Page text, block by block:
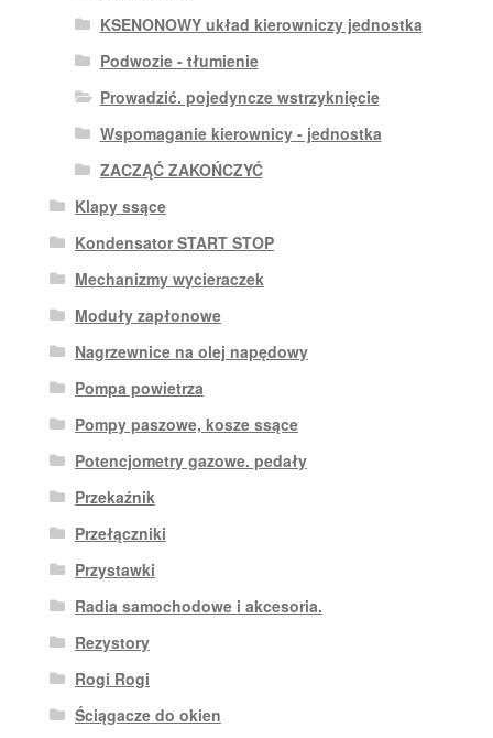
KSENONOWY układ kierowniczy jednostka
Podwozie - tłumienie
Prowadzić. pojedyncze wstrzyknięcie
Wspomaganie kierownicy - jednostka
ZACZĄĆ ZAKOŃCZYĆ
Klapy ssące
Kondensator START STOP
Mechanizmy wycieraczek
Moduły zapłonowe
Nagrzewnice na olej napędowy
Pompa powietrza
Pompy paszowe, kosze ssące
Potencjometry gazowe. pedały
Przekaźnik
Przełączniki
Przystawki
Radia samochodowe i akcesoria.
Rezystory
Rogi Rogi
Ściągacze do okien